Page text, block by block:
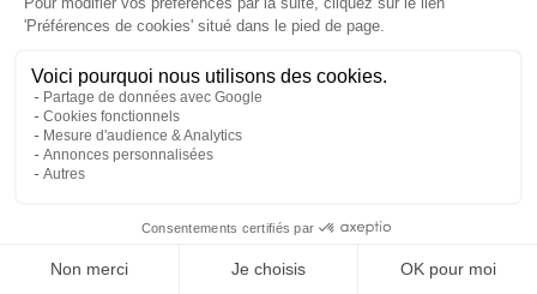
Configurez dès maintenant votre
fourgon Laïka !
VOUS AIMEREZ AUSSI